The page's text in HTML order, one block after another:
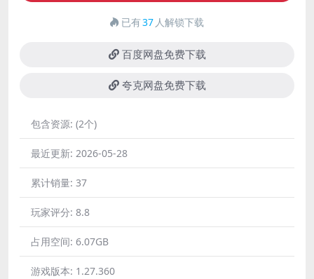
已有37 人解锁下载
百度网盘免费下载
夸克网盘免费下载
包含资源: (2个)
最近更新: 2026-05-28
累计销量: 37
玩家评分: 8.8
占用空间: 6.07GB
游戏版本: 1.27.360